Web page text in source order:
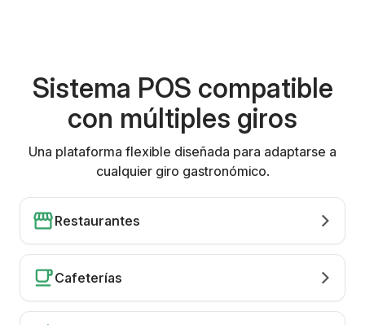
Sistema POS compatible
con múltiples giros
Una plataforma flexible diseñada para adaptarse a
cualquier giro gastronómico.
Restaurantes
Cafeterías